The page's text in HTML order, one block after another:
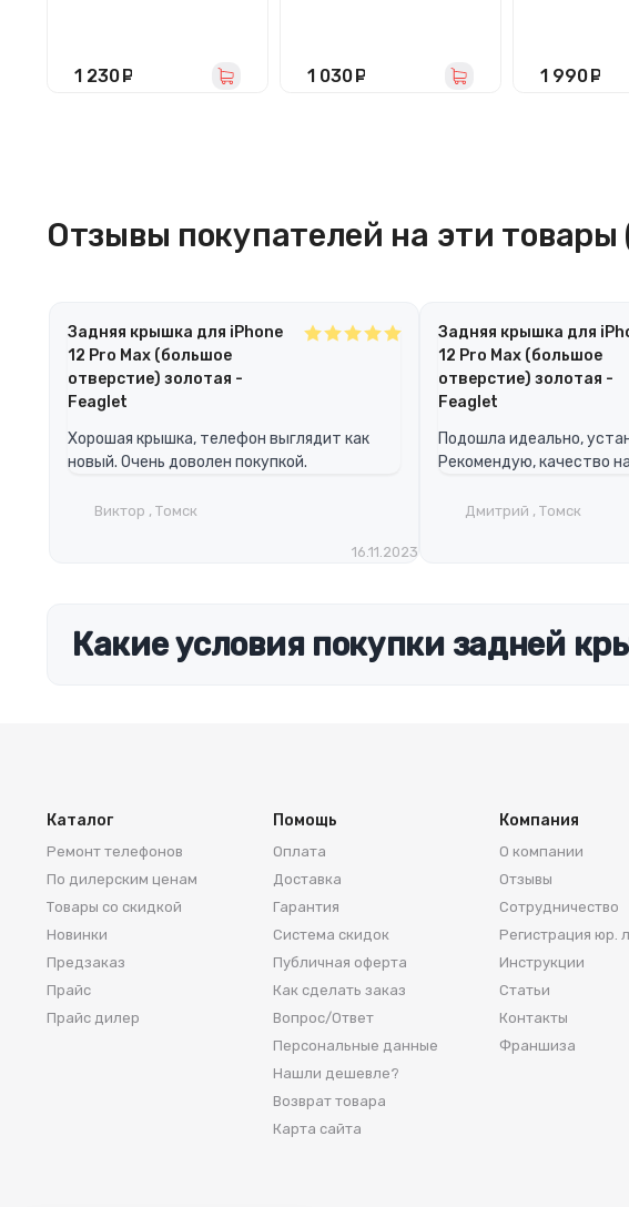
1 230 руб.
Премиум
1 030 руб. 1 990
Отзывы покупателей на эти товары
Задняя крышка для iPhone
12 Pro Max (большое
отверстие) золотая -
Feaglet
Хорошая крышка, телефон выглядит как
новый. Очень доволен покупкой.
Виктор , Томск
16.11.2023
Задняя крышка для
12 Pro Max (большое
отверстие) золотая -
Feaglet
Подошла идеально,
Рекомендую, качество
Дмитрий , Томск
Какие условия покупки задней
Каталог
Ремонт телефонов
По дилерским ценам
Товары со скидкой
Новинки
Предзаказ
Прайс
Прайс дилер
Помощь
Оплата
Доставка
Гарантия
Система скидок
Публичная оферта
Как сделать заказ
Вопрос/Ответ
Персональные данные
Нашли дешевле?
Возврат товара
Карта сайта
Компания
О компании
Отзывы
Сотрудничество
Регистрация юр.
Инструкции
Статьи
Контакты
Франшиза